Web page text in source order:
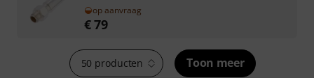
op aanvraag
€79
50 producten Toon meer